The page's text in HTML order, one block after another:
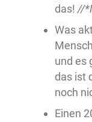
das! //
Was
und es
das ist
noch
Einen